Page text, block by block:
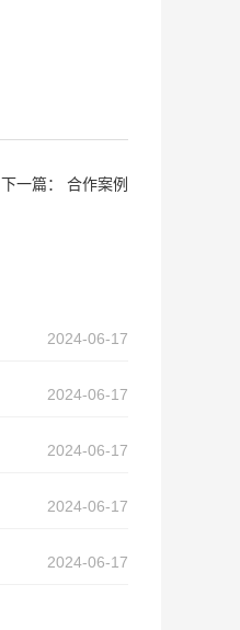
下一篇： 合作案例
2024-06-17
2024-06-17
2024-06-17
2024-06-17
2024-06-17